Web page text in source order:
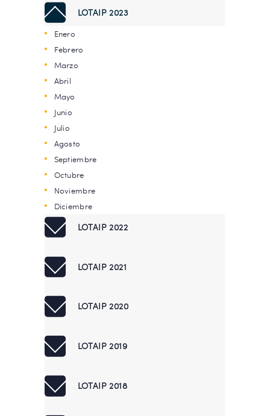
LOTAIP 2023
Enero
Febrero
Marzo
Abril
Mayo
Junio
Julio
Agosto
Septiembre
Octubre
Noviembre
Diciembre
LOTAIP 2022
LOTAIP 2021
LOTAIP 2020
LOTAIP 2019
LOTAIP 2018